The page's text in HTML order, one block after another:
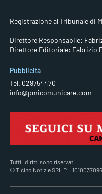
Registrazione al Tribunale di
Direttore Responsabile:
Direttore Editoriale: Fabrizio
Pubblicità
Tel. 029754470
info@pmicomunicare.com
Tutti i diritti sono riservati
© Ticino Notizie SRL P.I.